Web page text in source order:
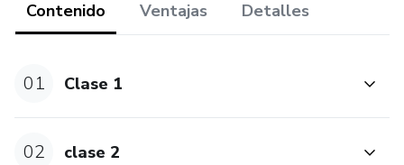
depende de que tanto compromiso tengan pro aprender
Contenido Ventajas Detalles
01 Clase 1
02 clase 2